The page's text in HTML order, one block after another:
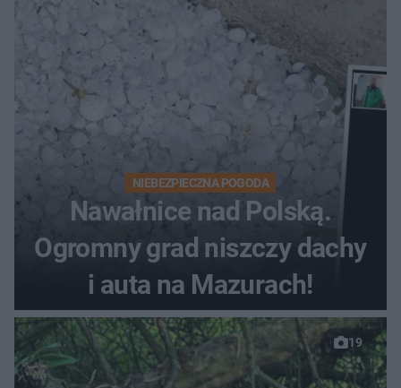
NIEBEZPIECZNA POGODA
Nawałnice nad Polską.
Ogromny grad niszczy dachy
i auta na Mazurach!
19